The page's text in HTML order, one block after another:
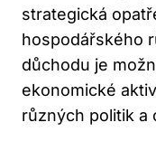
strategická
hospodářského
důchodu je
ekonomické
různých politik a